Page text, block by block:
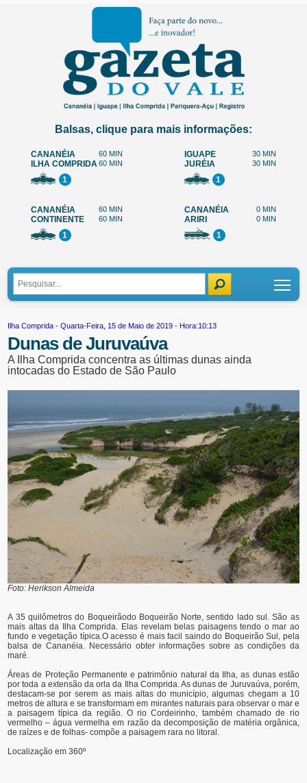
Balsas, clique para mais informações:
CANANÉIA 60 MIN
ILHA COMPRIDA60 MIN
1
IGUAPE 30 MIN
JURÉIA 30 MIN
1
CANANÉIA 60 MIN
CONTINENTE 60 MIN
1
CANANÉIA 0 MIN
ARIRI 0 MIN
1
Ilha Comprida - Quarta-Feira, 15 de Maio de 2019 - Hora:10:13
Dunas de Juruvaúva
A Ilha Comprida concentra as últimas dunas ainda
intocadas do Estado de São Paulo
Foto: Herikson Almeida
A 35 quilômetros do Boqueirãodo Boqueirão Norte, sentido lado sul. São as
mais altas da Ilha Comprida. Elas revelam belas paisagens tendo o mar ao
fundo e vegetação típica.O acesso é mais facil saindo do Boqueirão Sul, pela
balsa de Cananéia. Necessário obter informações sobre as condições da
maré.
Áreas de Proteção Permanente e patrimônio natural da Ilha, as dunas estão
por toda a extensão da orla da Ilha Comprida. As dunas de Juruvaúva, porém,
destacam-se por serem as mais altas do município, algumas chegam a 10
metros de altura e se transformam em mirantes naturais para observar o mar e
a paisagem típica da região. O rio Cordeirinho, também chamado de rio
vermelho – água vermelha em razão da decomposição de matéria orgânica,
de raízes e de folhas- compõe a paisagem rara no litoral.
Localização em 360º